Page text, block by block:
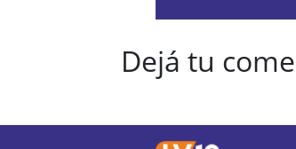
Dejá tu